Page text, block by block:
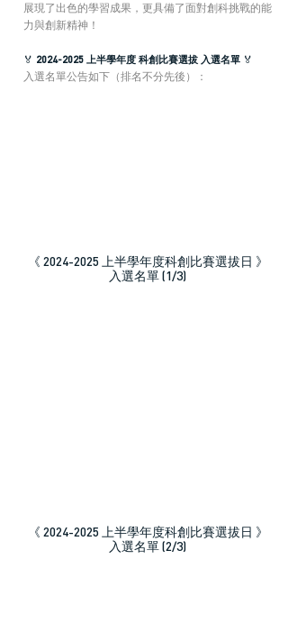
展現了出色的學習成果，更具備了面對創科挑戰的能
力與創新精神！
🏅 2024-2025 上半學年度 科創比賽選拔 入選名單 🏅
入選名單公告如下（排名不分先後）：
《 2024-2025 上半學年度科創比賽選拔日 》
入選名單 (1/3)
《 2024-2025 上半學年度科創比賽選拔日 》
入選名單 (2/3)